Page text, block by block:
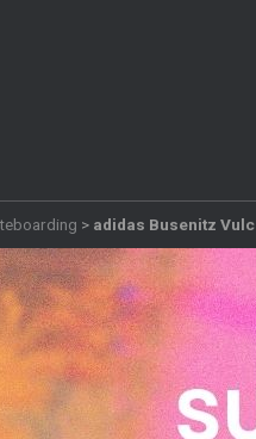
> adidas Busenitz Vulc